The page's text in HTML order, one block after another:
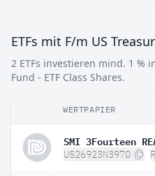
2 ETFs investieren mind. 1 %
Fund - ETF Class Shares.
WERTPAPIER
SMI 3Fourteen
US26923N3970